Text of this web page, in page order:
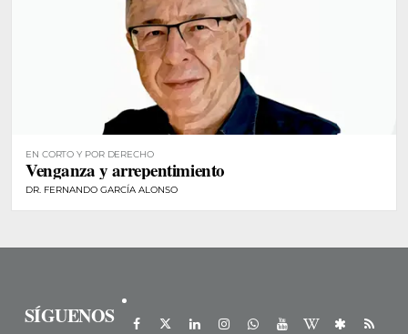
EN CORTO Y POR DERECHO
Venganza y arrepentimiento
DR. FERNANDO GARCÍA ALONSO
SÍGUENOS